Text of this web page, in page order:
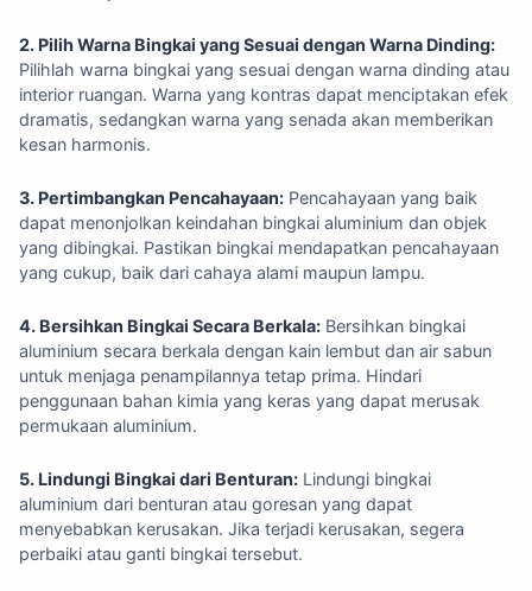
2. Pilih Warna Bingkai yang Sesuai dengan Warna Dinding:
Pilihlah warna bingkai yang sesuai dengan warna dinding atau
interior ruangan. Warna yang kontras dapat menciptakan efek
dramatis, sedangkan warna yang senada akan memberikan
kesan harmonis.
3. Pertimbangkan Pencahayaan: Pencahayaan yang baik
dapat menonjolkan keindahan bingkai aluminium dan objek
yang dibingkai. Pastikan bingkai mendapatkan pencahayaan
yang cukup, baik dari cahaya alami maupun lampu.
4. Bersihkan Bingkai Secara Berkala: Bersihkan bingkai
aluminium secara berkala dengan kain lembut dan air sabun
untuk menjaga penampilannya tetap prima. Hindari
penggunaan bahan kimia yang keras yang dapat merusak
permukaan aluminium.
5. Lindungi Bingkai dari Benturan: Lindungi bingkai
aluminium dari benturan atau goresan yang dapat
menyebabkan kerusakan. Jika terjadi kerusakan, segera
perbaiki atau ganti bingkai tersebut.